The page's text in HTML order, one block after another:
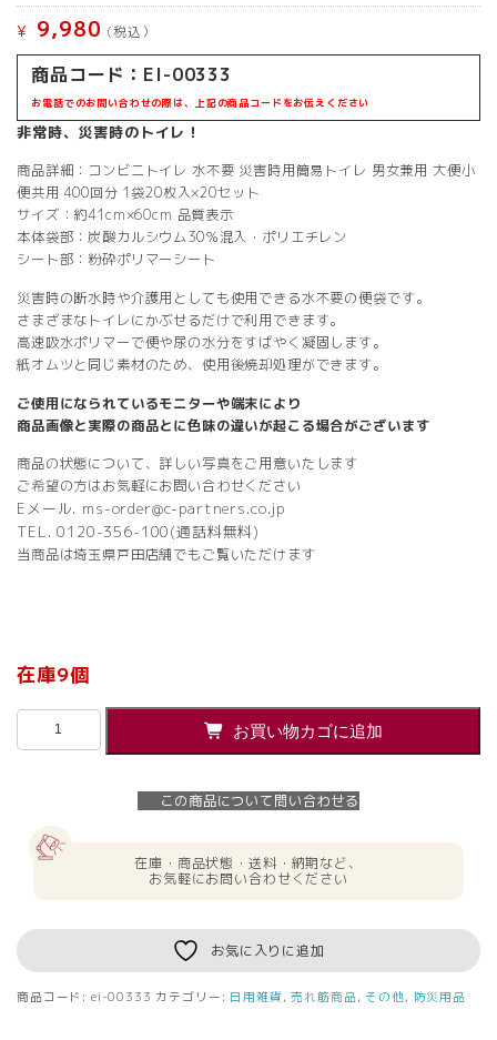
¥ 9,980 (税込）
商品コード：EI-00333
お電話でのお問い合わせの際は、上記の商品コードをお伝えください
非常時、災害時のトイレ！
商品詳細：コンビニトイレ 水不要 災害時用簡易トイレ 男女兼用 大便小
便共用 400回分 1袋20枚入×20セット
サイズ：約41cm×60cm 品質表示
本体袋部：炭酸カルシウム30％混入・ポリエチレン
シート部：粉砕ポリマーシート
災害時の断水時や介護用としても使用できる水不要の便袋です。
さまざまなトイレにかぶせるだけで利用できます。
高速吸水ポリマーで便や尿の水分をすばやく凝固します。
紙オムツと同じ素材のため、使用後焼却処理ができます。
ご使用になられているモニターや端末により
商品画像と実際の商品とに色味の違いが起こる場合がございます
商品の状態について、詳しい写真をご用意いたします
ご希望の方はお気軽にお問い合わせください
Eメール. ms-order@c-partners.co.jp
TEL. 0120-356-100(通話料無料)
当商品は埼玉県戸田店舗でもご覧いただけます
在庫9個
【即
料】
レ
携
ト
お買い物カゴに追加
この商品について問い合わせる
在庫・商品状態・送料・納期など、
お気軽にお問い合わせください
お気に入りに追加
商品コード: ei-00333 カテゴリー: 日用雑貨 ,売れ筋商品,その他, 防災用品